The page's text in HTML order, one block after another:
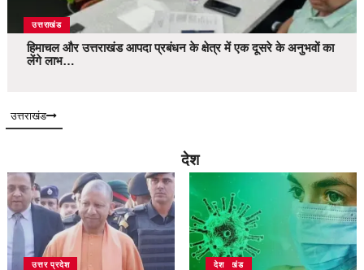
उत्तराखंड
हिमाचल और उत्तराखंड आपदा प्रबंधन के क्षेत्र में एक दूसरे के अनुभवों का
लेंगे लाभ…
उत्तराखंड
देश
उत्तर प्रदेश उत्तराखंड
देश